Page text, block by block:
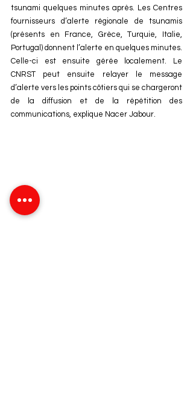
tsunami quelques minutes après. Les Centres
fournisseurs d’alerte régionale de tsunamis
(présents en France, Grèce, Turquie, Italie,
Portugal) donnent l’alerte en quelques minutes.
Celle-ci est ensuite gérée localement. Le
CNRST peut ensuite relayer le message
d’alerte vers les points côtiers qui se chargeront
de la diffusion et de la répétition des
communications, explique Nacer Jabour.